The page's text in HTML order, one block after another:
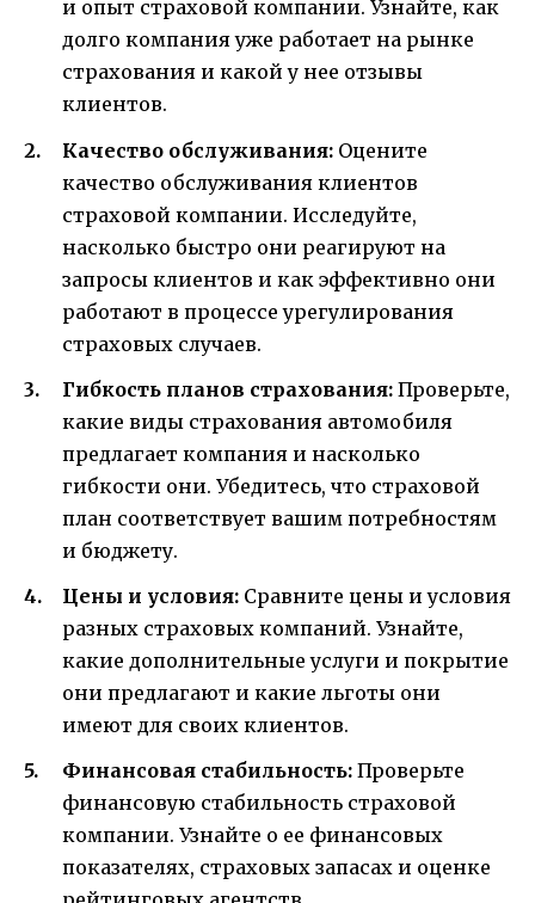
и опыт страховой компании. Узнайте, как
долго компания уже работает на рынке
страхования и какой у нее отзывы
клиентов.
Качество обслуживания: Оцените
качество обслуживания клиентов
страховой компании. Исследуйте,
насколько быстро они реагируют на
запросы клиентов и как эффективно они
работают в процессе урегулирования
страховых случаев.
Гибкость планов страхования: Проверьте,
какие виды страхования автомобиля
предлагает компания и насколько
гибкости они. Убедитесь, что страховой
план соответствует вашим потребностям
и бюджету.
Цены и условия: Сравните цены и условия
разных страховых компаний. Узнайте,
какие дополнительные услуги и покрытие
они предлагают и какие льготы они
имеют для своих клиентов.
Финансовая стабильность: Проверьте
финансовую стабильность страховой
компании. Узнайте о ее финансовых
показателях, страховых запасах и оценке